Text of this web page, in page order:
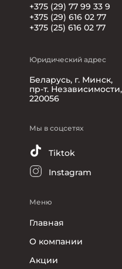
+375 (29) 77 99 33 9
+375 (29) 616 02 77
+375 (25) 616 02 77
Юридический адрес
Беларусь, г. Минск,
пр-т.
220056
Мы в соцсетях
Tiktok
Instagram
Меню
Главная
О компании
Акции